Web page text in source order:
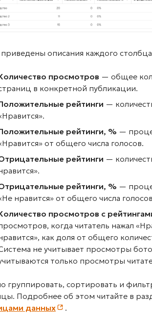
описания каждого
просмотров — общее
в конкретной публикации.
рейтинги —
рейтинги, % —
от общего числа голосов.
рейтинги —
рейтинги, % —
нравится» от общего числа
просмотров с
когда читатель нажал
как доля от общего
не учитывает просмотры
только просмотры
группировать, сортировать и
Подробнее об этом читайте в
данных
.